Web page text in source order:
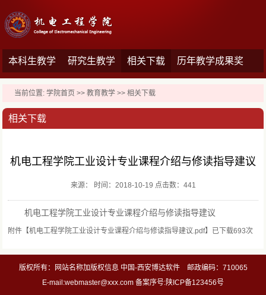
本科生教学 研究生教学 相关下载 历年教学成果奖
当前位置:学院首页 >>教育教学 >>相关下载
相关下载
机电工程学院工业设计专业课程介绍与修读指导建议
来源： 时间：2018-10-19 点击数： 441
机电工程学院工业设计专业课程介绍与修读指导建议
附件【机电工程学院工业设计专业课程介绍与修读指导建议.pdf】已下载693次
版权所有：网站名称加版权信息 中国-西安博达软件 邮政编码：710065
E-mail:webmaster@xxx.com 备案序号:陕ICP备123456号